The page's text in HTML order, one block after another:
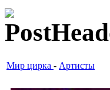
Мир цирка - Артисты